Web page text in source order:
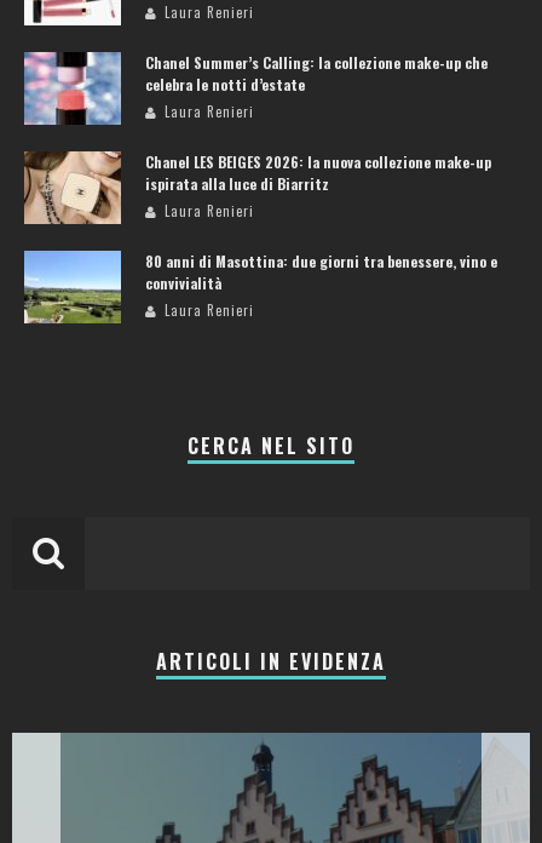
Laura Renieri
Chanel Summer’s Calling: la collezione make-up che
celebra le notti d’estate
Laura Renieri
Chanel LES BEIGES 2026: la nuova collezione make-up
ispirata alla luce di Biarritz
Laura Renieri
80 anni di Masottina: due giorni tra benessere, vino e
convivialità
Laura Renieri
CERCA NEL SITO
ARTICOLI IN EVIDENZA